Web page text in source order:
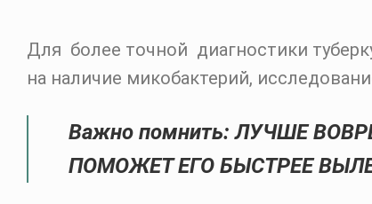
Для более точной диагностики
на наличие микобактерий,
Важно помнить: ЛУЧШЕ
ПОМОЖЕТ ЕГО БЫСТРЕЕ